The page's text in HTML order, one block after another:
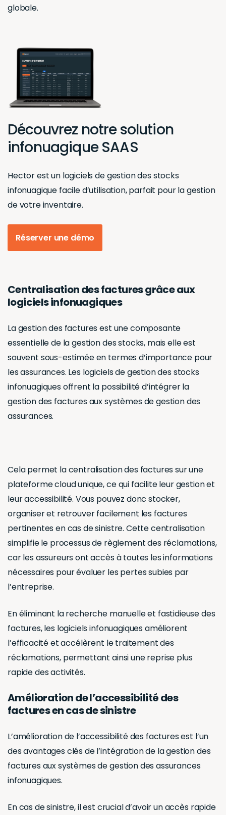
globale.
Découvrez notre solution
infonuagique SAAS
Hector est un logiciels de gestion des stocks
infonuagique facile d’utilisation, parfait pour la gestion
de votre inventaire.
Réserver une démo
Centralisation des factures grâce aux
logiciels infonuagiques
La gestion des factures est une composante
essentielle de la gestion des stocks, mais elle est
souvent sous-estimée en termes d’importance pour
les assurances. Les logiciels de gestion des stocks
infonuagiques offrent la possibilité d’intégrer la
gestion des factures aux systèmes de gestion des
assurances.
Cela permet la centralisation des factures sur une
plateforme cloud unique, ce qui facilite leur gestion et
leur accessibilité. Vous pouvez donc stocker,
organiser et retrouver facilement les factures
pertinentes en cas de sinistre. Cette centralisation
simplifie le processus de règlement des réclamations,
car les assureurs ont accès à toutes les informations
nécessaires pour évaluer les pertes subies par
l’entreprise.
En éliminant la recherche manuelle et fastidieuse des
factures, les logiciels infonuagiques améliorent
l’efficacité et accélèrent le traitement des
réclamations, permettant ainsi une reprise plus
rapide des activités.
Amélioration de l’accessibilité des
factures en cas de sinistre
L’amélioration de l’accessibilité des factures est l’un
des avantages clés de l’intégration de la gestion des
factures aux systèmes de gestion des assurances
infonuagiques.
En cas de sinistre, il est crucial d’avoir un accès rapide